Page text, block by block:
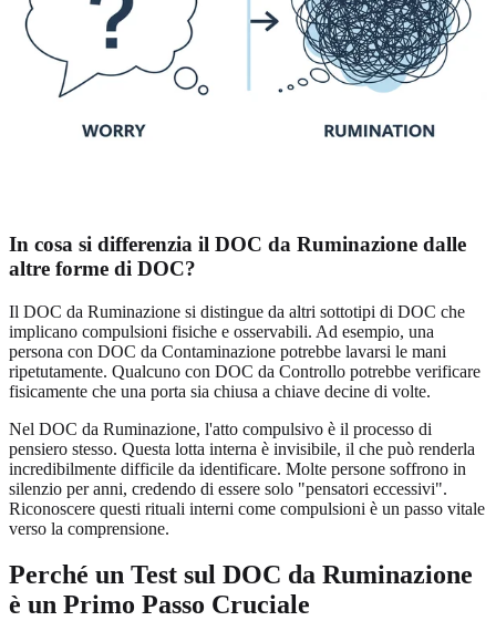
In cosa si differenzia il DOC da Ruminazione dalle
altre forme di DOC?
Il DOC da Ruminazione si distingue da altri sottotipi di DOC che
implicano compulsioni fisiche e osservabili. Ad esempio, una
persona con DOC da Contaminazione potrebbe lavarsi le mani
ripetutamente. Qualcuno con DOC da Controllo potrebbe verificare
fisicamente che una porta sia chiusa a chiave decine di volte.
Nel DOC da Ruminazione, l'atto compulsivo è il processo di
pensiero stesso. Questa lotta interna è invisibile, il che può renderla
incredibilmente difficile da identificare. Molte persone soffrono in
silenzio per anni, credendo di essere solo "pensatori eccessivi".
Riconoscere questi rituali interni come compulsioni è un passo vitale
verso la comprensione.
Perché un Test sul DOC da Ruminazione
è un Primo Passo Cruciale